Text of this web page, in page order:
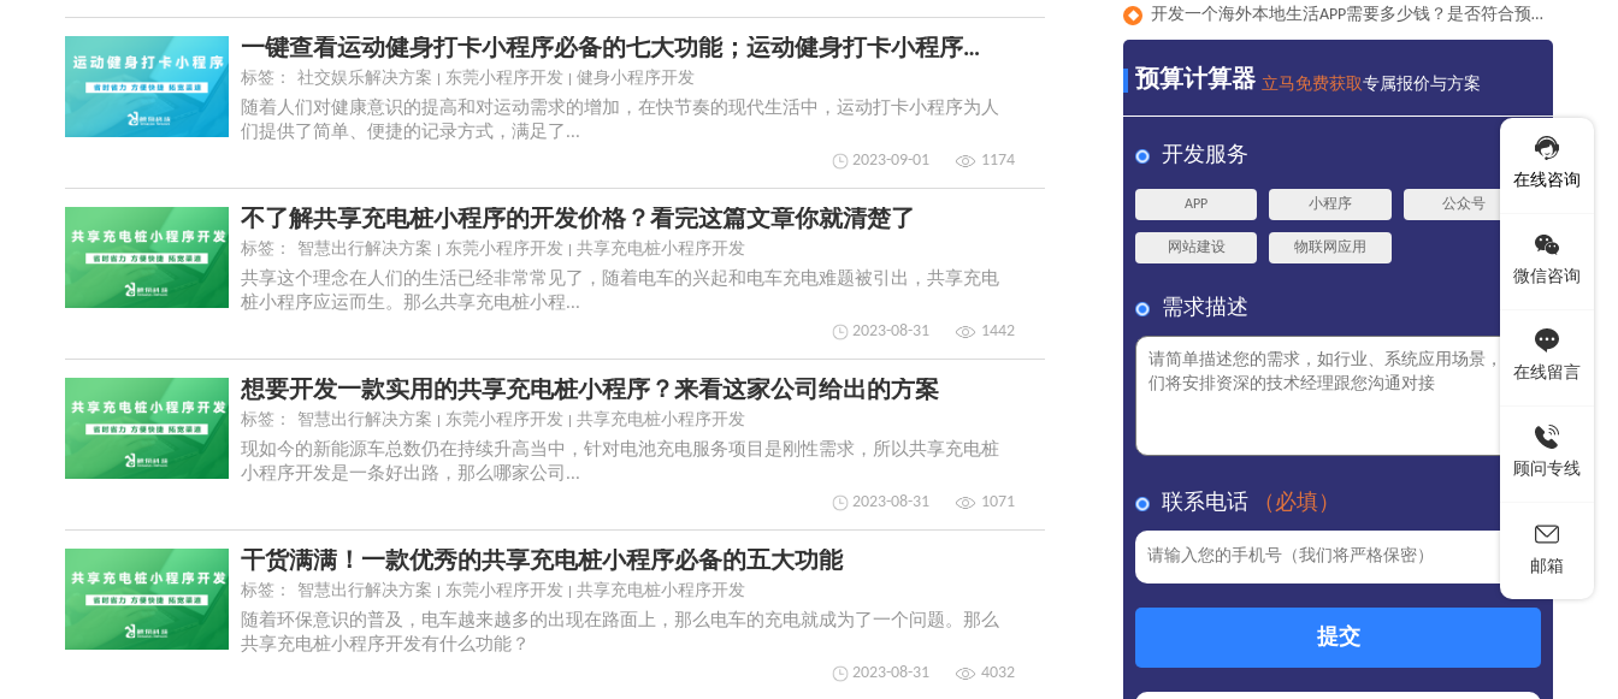
一键查看运动健身打卡小程序必备的七大功能；运动健身打卡小程序开发
标签： 社交娱乐解决方案 东莞小程序开发
健身小程序开发
随着人们对健康意识的提高和对运动需求的增加，在快节奏的现代生活中，运动打卡小程序为人
们提供了简单、便捷的记录方式，满足了...
2023-09-01
1174
不了解共享充电桩小程序的开发价格？看完这篇文章你就清楚了
标签： 智慧出行解决方案 东莞小程序开发
共享充电桩小程序开发
共享这个理念在人们的生活已经非常常见了，随着电车的兴起和电车充电难题被引出，共享充电
桩小程序应运而生。那么共享充电桩小程...
2023-08-31
1442
想要开发一款实用的共享充电桩小程序？来看这家公司给出的方案
标签： 智慧出行解决方案 东莞小程序开发
共享充电桩小程序开发
现如今的新能源车总数仍在持续升高当中，针对电池充电服务项目是刚性需求，所以共享充电桩
小程序开发是一条好出路，那么哪家公司...
2023-08-31
1071
干货满满！一款优秀的共享充电桩小程序必备的五大功能
标签： 智慧出行解决方案 东莞小程序开发
共享充电桩小程序开发
随着环保意识的普及，电车越来越多的出现在路面上，那么电车的充电就成为了一个问题。那么
共享充电桩小程序开发有什么功能？
2023-08-31
4032
◆ 开发一个海外本地生活APP需要多少钱？是否符合预算？
预算计算器 立马免费获取专属报价与方案
开发服务
APP 小程序 公众号
网站建设 物联网应用
需求描述
联系电话 （必填）
提交
在线咨询
微信咨询
在线留言
顾问专线
邮箱